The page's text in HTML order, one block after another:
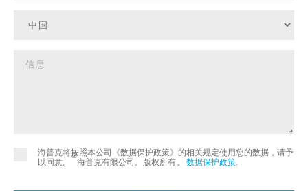
海普克将按照本公司《数据保护政策》的相关规定使用您的数据，请予
以同意。
©
海普克有限公司。版权所有。 数据保护政策.